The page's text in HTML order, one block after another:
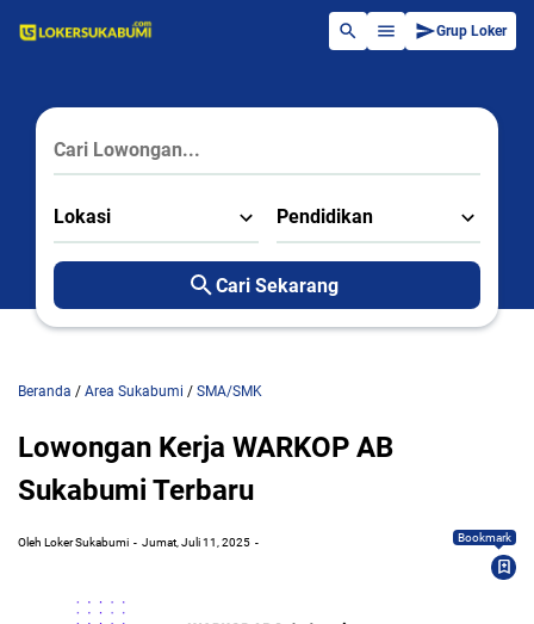
Grup Loker
Lokasi Pendidikan
Cari Sekarang
Beranda / Area Sukabumi / SMA/SMK
Lowongan Kerja WARKOP AB
Sukabumi Terbaru
Oleh Loker Sukabumi Jumat, Juli 11, 2025 Bookmark